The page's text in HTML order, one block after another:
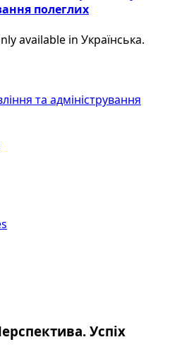
полеглих
available in Українська.
та адміністрування
Успіх